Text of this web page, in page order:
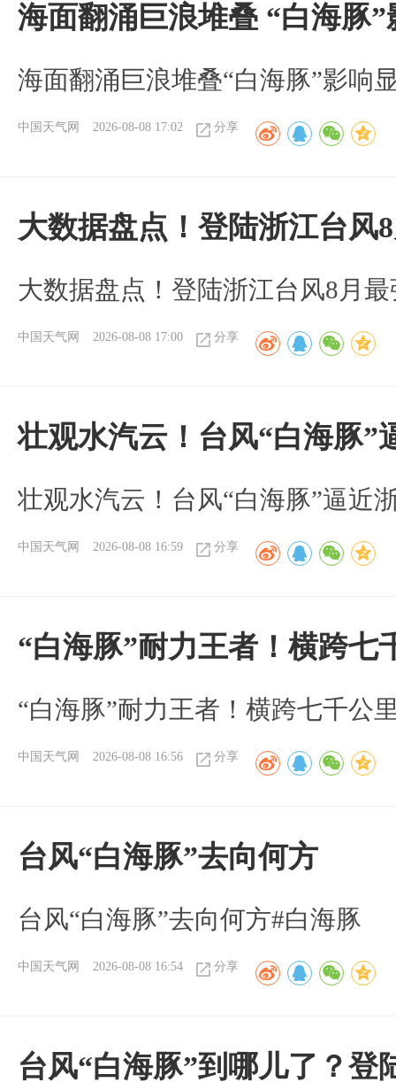
海面翻涌巨浪堆叠 “白海豚”
海面翻涌巨浪堆叠“白海豚”影响
中国天气网 2026-08-08 17:02 分享
大数据盘点！登陆浙江台风
大数据盘点！登陆浙江台风8月
中国天气网 2026-08-08 17:00 分享
壮观水汽云！台风“白海豚”
壮观水汽云！台风“白海豚”逼近
中国天气网 2026-08-08 16:59 分享
“白海豚”耐力王者！横跨七
“白海豚”耐力王者！横跨七千公
中国天气网 2026-08-08 16:56 分享
台风“白海豚”去向何方
台风“白海豚”去向何方#白海豚
中国天气网 2026-08-08 16:54 分享
台风“白海豚”到哪儿了？登